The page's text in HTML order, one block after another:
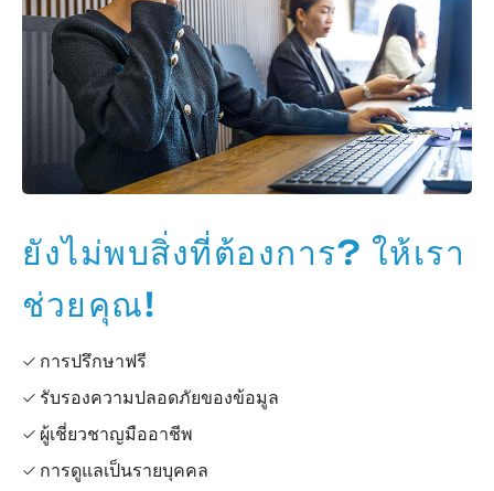
ยังไม่พบสิ่งที่ต้องการ? ให้เรา
ช่วยคุณ!
✓ การปรึกษาฟรี
✓ รับรองความปลอดภัยของข้อมูล
✓ ผู้เชี่ยวชาญมืออาชีพ
✓ การดูแลเป็นรายบุคคล